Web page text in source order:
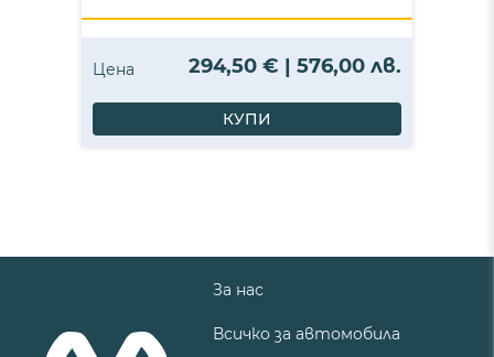
Цена 294,50 € | 576,00 лв.
КУПИ
За нас
Всичко за автомобила